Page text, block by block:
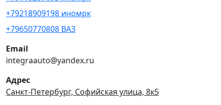
+79218909198 иномрк
+79650770808 ВАЗ
Email
integraauto@yandex.ru
Адрес
Санкт-Петербург, Софийская улица, 8к5